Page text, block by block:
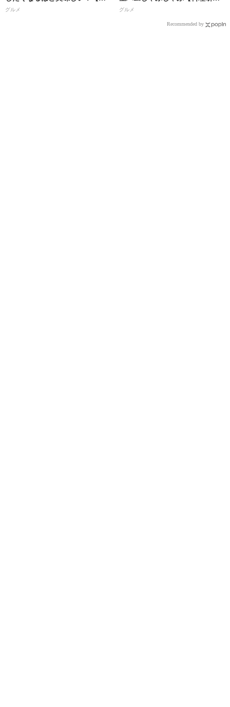
理研究家・フードコーディネー
グルメ
家・フードコーディネーター／
グルメ
Recommended by